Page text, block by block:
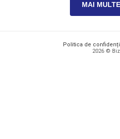
MAI
Politica de
2026 ©